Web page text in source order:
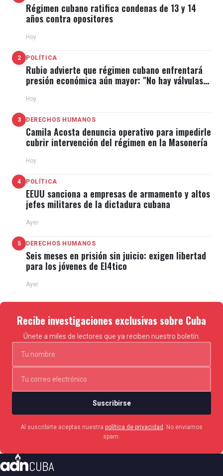
Régimen cubano ratifica condenas de 13 y 14
años contra opositores
Hoy
2 POLÍTICA
Rubio advierte que régimen cubano enfrentará
presión económica aún mayor: "No hay válvulas
Hoy
3 DERECHOS HUMANOS
Camila Acosta denuncia operativo para impedirle
cubrir intervención del régimen en la Masonería
Hoy
4 POLÍTICA
EEUU sanciona a empresas de armamento y altos
jefes militares de la dictadura cubana
Ayer
5 DERECHOS HUMANOS
Seis meses en prisión sin juicio: exigen libertad
para los jóvenes de El4tico
Ayer
Recibe investigaciones exclusivas sobre Cuba
Únete a miles de lectores que ya reciben nuestro boletín.
Suscribirse
Al suscribirte aceptas nuestra política de privacidad . No enviamos
spam.